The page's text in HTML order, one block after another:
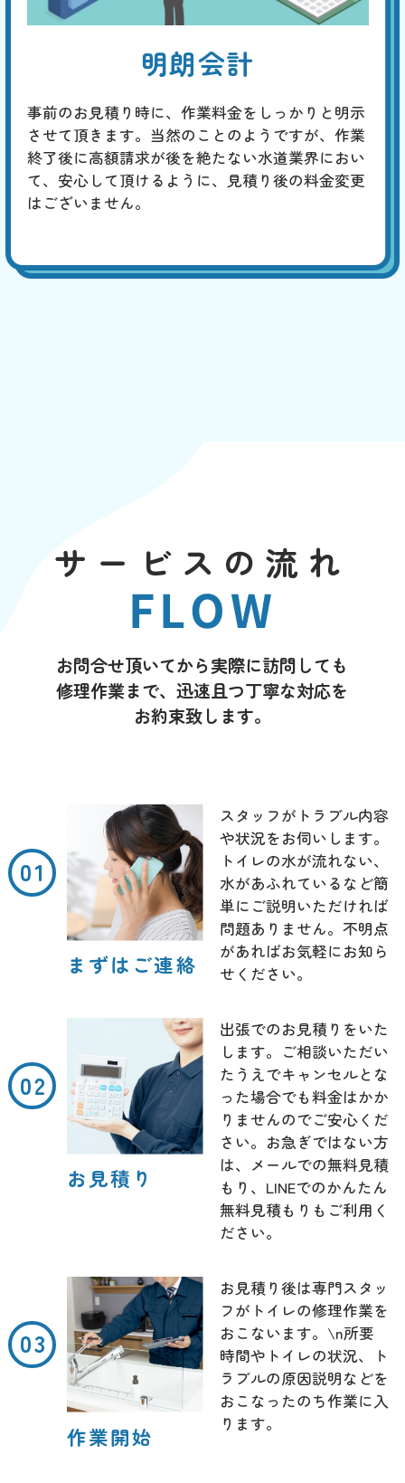
明朗会計
事前のお見積り時に、作業料金をしっかりと明示
させて頂きます。当然のことのようですが、作業
終了後に高額請求が後を絶たない水道業界におい
て、安心して頂けるように、見積り後の料金変更
はございません。
サービスの流れ
FLOW
お問合せ頂いてから実際に訪問しても
修理作業まで、迅速且つ丁寧な対応を
お約束致します。
まずはご連絡
スタッフがトラブル内容
や状況をお伺いします。
トイレの水が流れない、
水があふれているなど簡
単にご説明いただければ
問題ありません。不明点
があればお気軽にお知ら
せください。
お見積り
出張でのお見積りをいた
します。ご相談いただい
たうえでキャンセルとな
った場合でも料金はかか
りませんのでご安心くだ
さい。お急ぎではない方
は、メールでの無料見積
もり、LINEでのかんたん
無料見積もりもご利用く
ださい。
作業開始
お見積り後は専門スタッ
フがトイレの修理作業を
おこないます。\n所要
時間やトイレの状況、ト
ラブルの原因説明などを
おこなったのち作業に入
ります。